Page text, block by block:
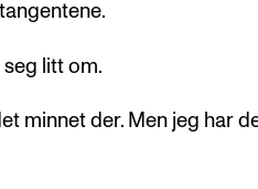
litt om.
minnet der. Men jeg har